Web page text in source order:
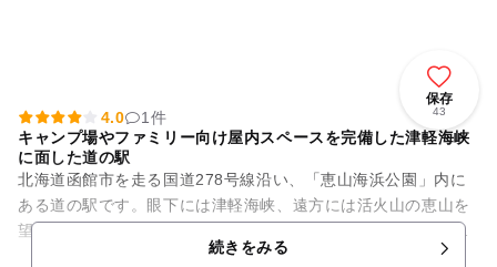
保存
43
4.0
1件
キャンプ場やファミリー向け屋内スペースを完備した津軽海峡
に面した道の駅
北海道函館市を走る国道278号線沿い、「恵山海浜公園」内に
ある道の駅です。眼下には津軽海峡、遠方には活火山の恵山を
望むことができます。観光案内所のほか、カフェにショップ、
キッズスペース、シャワー...続きをみる